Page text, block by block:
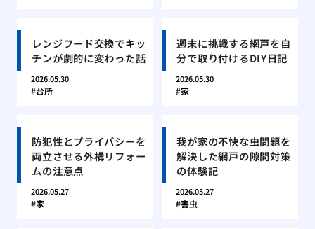
レンジフード交換でキッ
チンが劇的に変わった話
2026.05.30
台所
週末に挑戦する網戸を自
分で取り付けるDIY日記
2026.05.30
家
防犯性とプライバシーを
両立させる外構リフォー
ムの注意点
2026.05.27
家
我が家の不快な虫問題を
解決した網戸の隙間対策
の体験記
2026.05.27
害虫